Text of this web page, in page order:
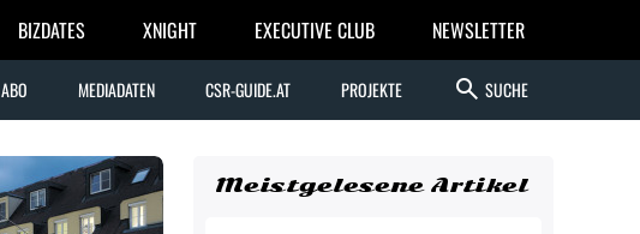
BIZDATES XNIGHT EXECUTIVE CLUB NEWSLETTER
ABO MEDIADATEN CSR-GUIDE.AT PROJEKTE search SUCHE
Meistgelesene Artikel